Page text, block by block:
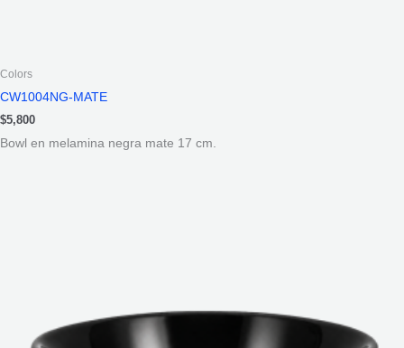
Colors
CW1004NG-MATE
$5,800
Bowl en melamina negra mate 17 cm.